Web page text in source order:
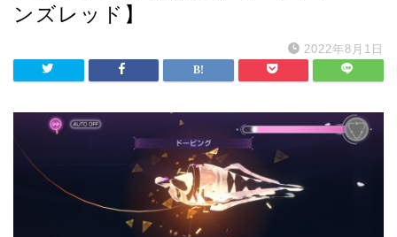
ンズレッド】
2022年8月1日